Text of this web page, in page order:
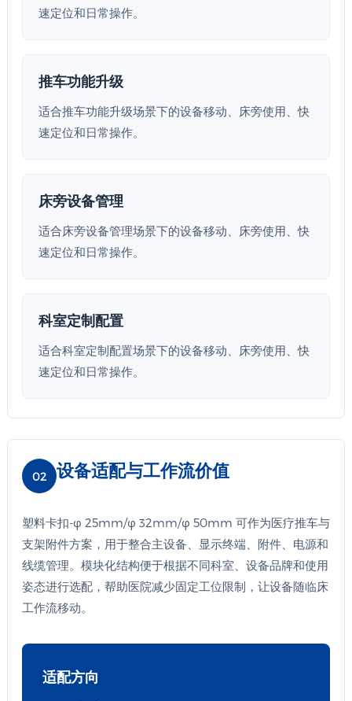
速定位和日常操作。
推车功能升级
适合推车功能升级场景下的设备移动、床旁使用、快
速定位和日常操作。
床旁设备管理
适合床旁设备管理场景下的设备移动、床旁使用、快
速定位和日常操作。
科室定制配置
适合科室定制配置场景下的设备移动、床旁使用、快
速定位和日常操作。
02 设备适配与工作流价值
塑料卡扣-φ 25mm/φ 32mm/φ 50mm 可作为医疗推车与
支架附件方案，用于整合主设备、显示终端、附件、电源和
线缆管理。模块化结构便于根据不同科室、设备品牌和使用
姿态进行选配，帮助医院减少固定工位限制，让设备随临床
工作流移动。
适配方向